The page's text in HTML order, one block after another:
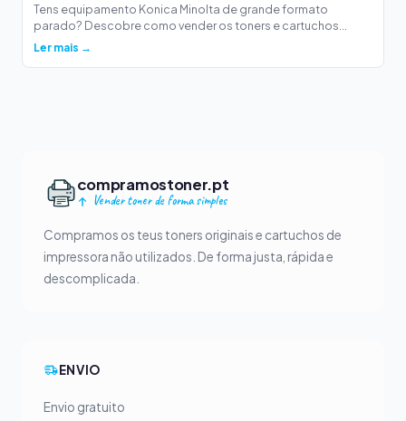
Tens equipamento Konica Minolta de grande formato
parado? Descobre como vender os toners e cartuchos...
Ler mais →
compramostoner.pt
Vender toner de forma simples
Compramos os teus toners originais e cartuchos de
impressora não utilizados. De forma justa, rápida e
descomplicada.
ENVIO
Envio gratuito